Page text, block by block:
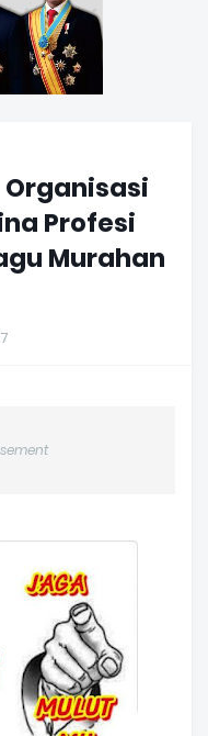
Organisasi
Profesi
Murahan